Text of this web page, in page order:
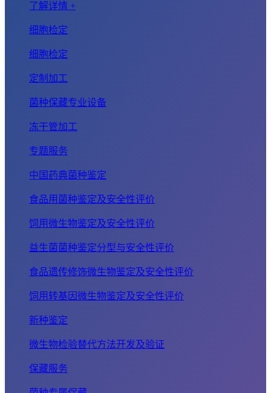
了解详情 +
细胞检定
细胞检定
定制加工
菌种保藏专业设备
冻干管加工
专题服务
中国药典菌种鉴定
食品用菌种鉴定及安全性评价
饲用微生物鉴定及安全性评价
益生菌菌种鉴定分型与安全性评价
食品遗传修饰微生物鉴定及安全性评价
饲用转基因微生物鉴定及安全性评价
新种鉴定
微生物检验替代方法开发及验证
保藏服务